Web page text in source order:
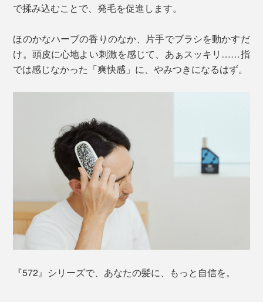
で揉み込むことで、発毛を促進します。
ほのかなハーブの香りのなか、片手でブラシを動かすだ
け。頭皮に心地よい刺激を感じて、あぁスッキリ……指
では感じなかった「爽快感」に、やみつきになるはず。
『572』シリーズで、あなたの髪に、もっと自信を。